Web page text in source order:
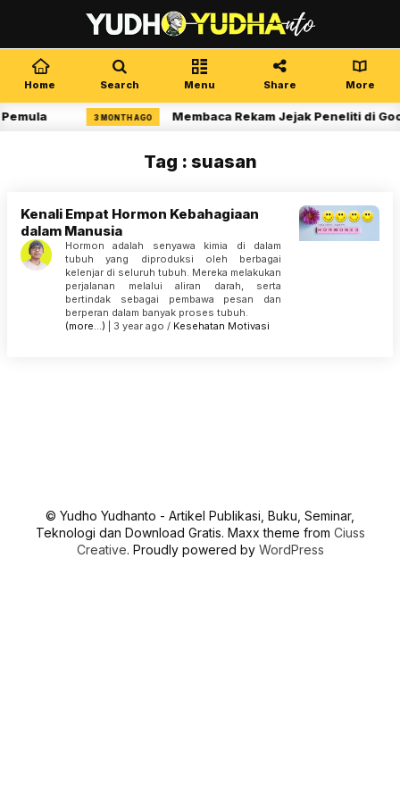
Home Search Menu Share More
3 MONTH AGO Membaca Rekam Jejak Peneliti di
Tag : suasan
Kenali Empat Hormon Kebahagiaan
dalam Manusia
Hormon adalah senyawa kimia di dalam
tubuh yang diproduksi oleh berbagai
kelenjar di seluruh tubuh. Mereka melakukan
perjalanan melalui aliran darah, serta
bertindak sebagai pembawa pesan dan
berperan dalam banyak proses tubuh.
(more…) | 3 year ago / Kesehatan Motivasi
© Yudho Yudhanto - Artikel Publikasi, Buku, Seminar,
Teknologi dan Download Gratis. Maxx theme from Ciuss
Creative. Proudly powered by WordPress